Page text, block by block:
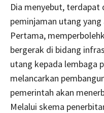
Dia menyebut, terdapat
peminjaman utang
Pertama,
bergerak di bidang
utang kepada lembaga
melancarkan
pemerintah akan
Melalui skema